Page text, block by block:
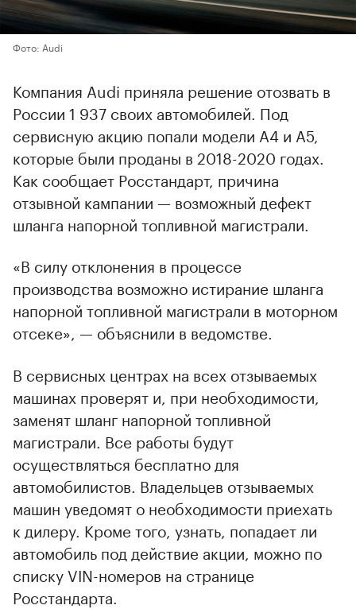
Фото: Audi
Компания Audi приняла решение отозвать в
России 1 937 своих автомобилей. Под
сервисную акцию попали модели A4 и A5,
которые были проданы в 2018-2020 годах.
Как сообщает Росстандарт, причина
отзывной кампании — возможный дефект
шланга напорной топливной магистрали.
«В силу отклонения в процессе
производства возможно истирание шланга
напорной топливной магистрали в моторном
отсеке», — объяснили в ведомстве.
00:00 / 00:00
В сервисных центрах на всех отзываемых
машинах проверят и, при необходимости,
заменят шланг напорной топливной
магистрали. Все работы будут
осуществляться бесплатно для
автомобилистов. Владельцев отзываемых
машин уведомят о необходимости приехать
к дилеру. Кроме того, узнать, попадает ли
автомобиль под действие акции, можно по
списку VIN-номеров на странице
Росстандарта.